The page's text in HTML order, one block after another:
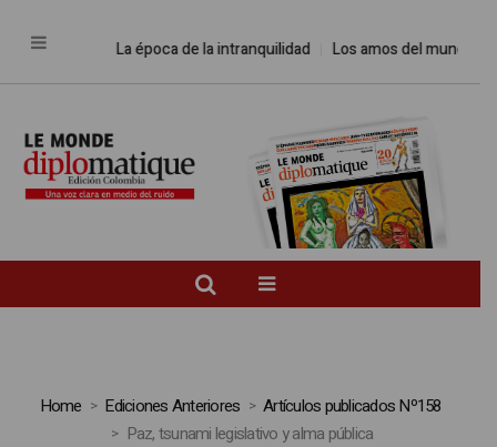
La época de la intranquilidad Los amos del mundo
Home Ediciones Anteriores
Artículos publicados Nº158
Paz, tsunami legislativo y alma pública